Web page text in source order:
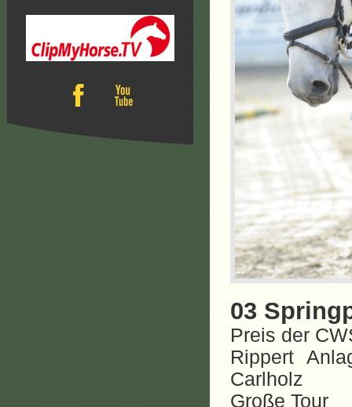
03
Preis der
Rippert
Carlholz
Große Tour